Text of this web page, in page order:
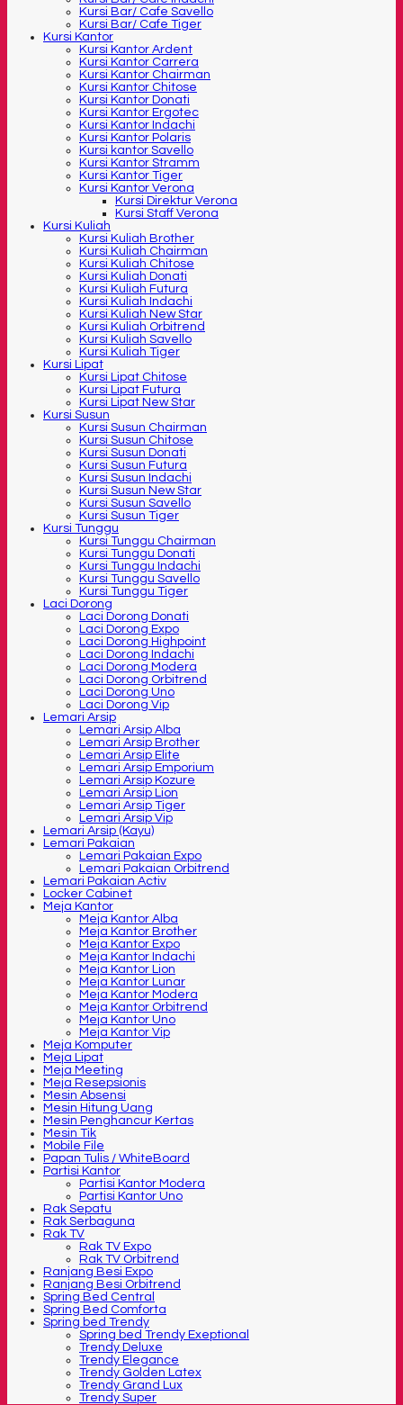
Kursi Bar/ Cafe Savello
Kursi Bar/ Cafe Tiger
Kursi Kantor
Kursi Kantor Ardent
Kursi Kantor Carrera
Kursi Kantor Chairman
Kursi Kantor Chitose
Kursi Kantor Donati
Kursi Kantor Ergotec
Kursi Kantor Indachi
Kursi Kantor Polaris
Kursi kantor Savello
Kursi Kantor Stramm
Kursi Kantor Tiger
Kursi Kantor Verona
Kursi Direktur Verona
Kursi Staff Verona
Kursi Kuliah
Kursi Kuliah Brother
Kursi Kuliah Chairman
Kursi Kuliah Chitose
Kursi Kuliah Donati
Kursi Kuliah Futura
Kursi Kuliah Indachi
Kursi Kuliah New Star
Kursi Kuliah Orbitrend
Kursi Kuliah Savello
Kursi Kuliah Tiger
Kursi Lipat
Kursi Lipat Chitose
Kursi Lipat Futura
Kursi Lipat New Star
Kursi Susun
Kursi Susun Chairman
Kursi Susun Chitose
Kursi Susun Donati
Kursi Susun Futura
Kursi Susun Indachi
Kursi Susun New Star
Kursi Susun Savello
Kursi Susun Tiger
Kursi Tunggu
Kursi Tunggu Chairman
Kursi Tunggu Donati
Kursi Tunggu Indachi
Kursi Tunggu Savello
Kursi Tunggu Tiger
Laci Dorong
Laci Dorong Donati
Laci Dorong Expo
Laci Dorong Highpoint
Laci Dorong Indachi
Laci Dorong Modera
Laci Dorong Orbitrend
Laci Dorong Uno
Laci Dorong Vip
Lemari Arsip
Lemari Arsip Alba
Lemari Arsip Brother
Lemari Arsip Elite
Lemari Arsip Emporium
Lemari Arsip Kozure
Lemari Arsip Lion
Lemari Arsip Tiger
Lemari Arsip Vip
Lemari Arsip (Kayu)
Lemari Pakaian
Lemari Pakaian Expo
Lemari Pakaian Orbitrend
Lemari Pakaian Activ
Locker Cabinet
Meja Kantor
Meja Kantor Alba
Meja Kantor Brother
Meja Kantor Expo
Meja Kantor Indachi
Meja Kantor Lion
Meja Kantor Lunar
Meja Kantor Modera
Meja Kantor Orbitrend
Meja Kantor Uno
Meja Kantor Vip
Meja Komputer
Meja Lipat
Meja Meeting
Meja Resepsionis
Mesin Absensi
Mesin Hitung Uang
Mesin Penghancur Kertas
Mesin Tik
Mobile File
Papan Tulis / WhiteBoard
Partisi Kantor
Partisi Kantor Modera
Partisi Kantor Uno
Rak Sepatu
Rak Serbaguna
Rak TV
Rak TV Expo
Rak TV Orbitrend
Ranjang Besi Expo
Ranjang Besi Orbitrend
Spring Bed Central
Spring Bed Comforta
Spring bed Trendy
Spring bed Trendy Exeptional
Trendy Deluxe
Trendy Elegance
Trendy Golden Latex
Trendy Grand Lux
Trendy Super